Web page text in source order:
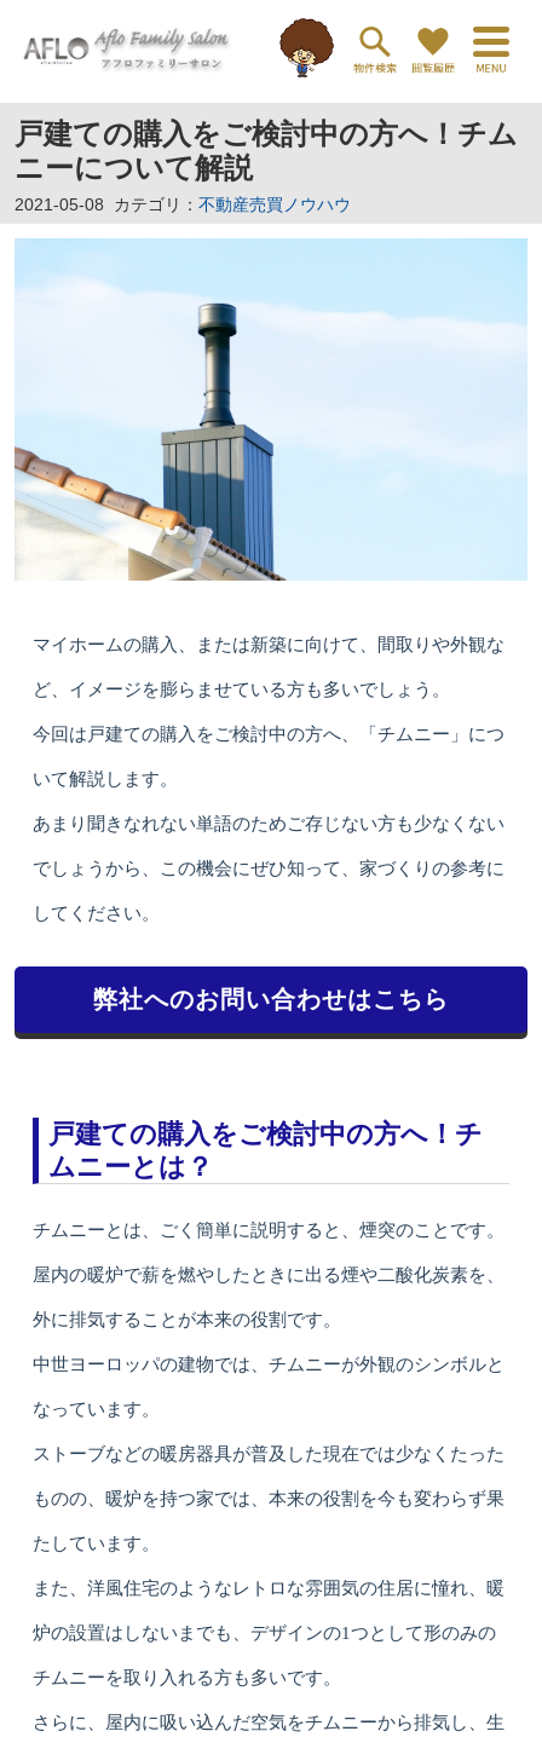
戸建ての購入をご検討中の方へ！チム
ニーについて解説
2021-05-08 カテゴリ： 不動産売買ノウハウ
マイホームの購入、または新築に向けて、間取りや外観な
ど、イメージを膨らませている方も多いでしょう。
今回は戸建ての購入をご検討中の方へ、「チムニー」につ
いて解説します。
あまり聞きなれない単語のためご存じない方も少なくない
でしょうから、この機会にぜひ知って、家づくりの参考に
してください。
弊社へのお問い合わせはこちら
戸建ての購入をご検討中の方へ！チ
ムニーとは？
チムニーとは、ごく簡単に説明すると、煙突のことです。
屋内の暖炉で薪を燃やしたときに出る煙や二酸化炭素を、
外に排気することが本来の役割です。
中世ヨーロッパの建物では、チムニーが外観のシンボルと
なっています。
ストーブなどの暖房器具が普及した現在では少なくたった
ものの、暖炉を持つ家では、本来の役割を今も変わらず果
たしています。
また、洋風住宅のようなレトロな雰囲気の住居に憧れ、暖
炉の設置はしないまでも、デザインの1つとして形のみの
チムニーを取り入れる方も多いです。
さらに、屋内に吸い込んだ空気をチムニーから排気し、生